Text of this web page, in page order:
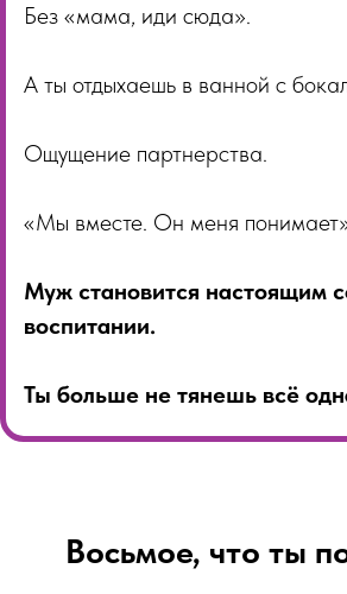
Без «мама, иди сюда».
А ты отдыхаешь в ванной с
Ощущение партнерства.
«Мы вместе. Он меня
Муж становится настоящим
воспитании.
Ты больше не тянешь всё
Восьмое, что ты